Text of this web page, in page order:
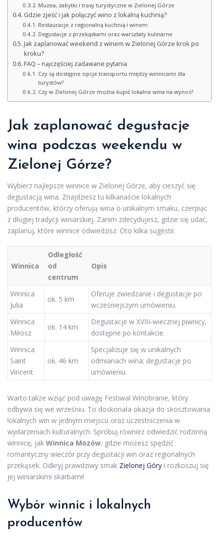
Muzea, zabytki i trasy turystyczne w Zielonej Górze
Gdzie zjeść i jak połączyć wino z lokalną kuchnią?
Restauracje z regionalną kuchnią i winem
Degustacje z przekąskami oraz warsztaty kulinarne
Jak zaplanować weekend z winem w Zielonej Górze krok po
kroku?
FAQ – najczęściej zadawane pytania
Czy są dostępne opcje transportu między winnicami dla
turystów?
Czy w Zielonej Górze można kupić lokalne wina na wynos?
Jak zaplanować degustacje
wina podczas weekendu w
Zielonej Górze?
Wybierz najlepsze winnice w Zielonej Górze, aby cieszyć się
degustacją wina. Znajdziesz tu kilkanaście lokalnych
producentów, którzy oferują wina o unikalnym smaku, czerpiąc
z długiej tradycji winiarskiej. Zanim zdecydujesz, gdzie się udać,
zaplanuj, które winnice odwiedzisz. Oto kilka sugestii:
Winnica
Odległość
od
centrum
Opis
Winnica
Julia
ok. 5 km
Oferuje zwiedzanie i degustacje po
wcześniejszym umówieniu.
Winnica
Miłosz
ok. 14 km
Degustacje w XVIII-wiecznej piwnicy,
dostępne po kontakcie.
Winnica
Saint
Vincent
ok. 46 km
Specjalizuje się w unikalnych
odmianach wina; degustacje po
umówieniu.
Warto także wziąć pod uwagę Festiwal Winobranie, który
odbywa się we wrześniu. To doskonała okazja do skosztowania
lokalnych win w jednym miejscu oraz uczestniczenia w
wydarzeniach kulturalnych. Spróbuj również odwiedzić rodzinną
winnicę, jak Winnica Mozów, gdzie możesz spędzić
romantyczny wieczór przy degustacji win oraz regionalnych
przekąsek. Odkryj prawdziwy smak Zielonej Góry i rozkoszuj się
jej winiarskimi skarbami!
Wybór winnic i lokalnych
producentów